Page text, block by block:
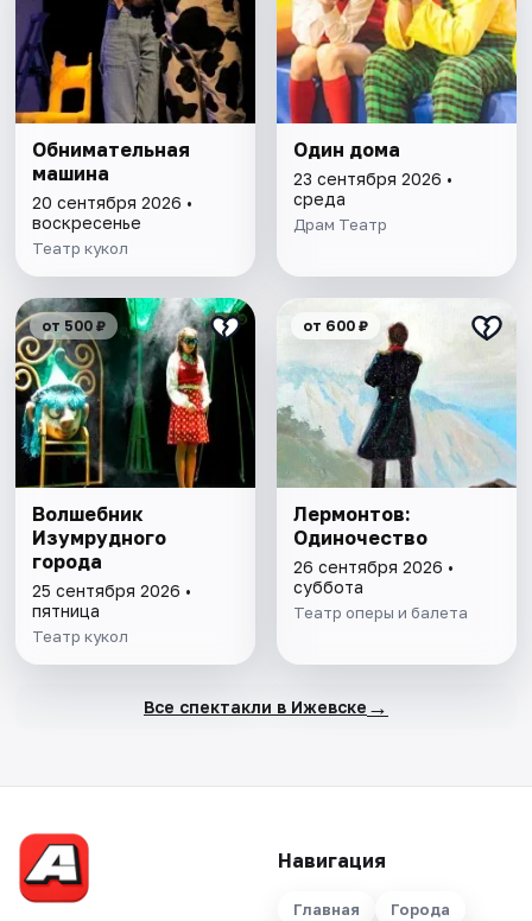
Обнимательная
машина
20 сентября 2026 •
воскресенье
Театр кукол
Один дома
23 сентября 2026 •
среда
Драм Театр
от 500 ₽
Волшебник
Изумрудного
города
25 сентября 2026 •
пятница
Театр кукол
от 600 ₽
Лермонтов:
Одиночество
26 сентября 2026 •
суббота
Театр оперы и балета
Все спектакли в Ижевске →
Навигация
Главная Города